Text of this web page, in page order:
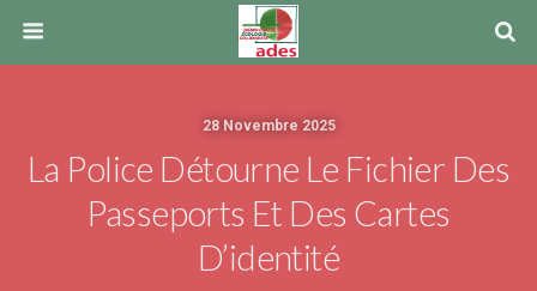
28 Novembre 2025
La Police Détourne Le Fichier Des
Passeports Et Des Cartes
D’identité